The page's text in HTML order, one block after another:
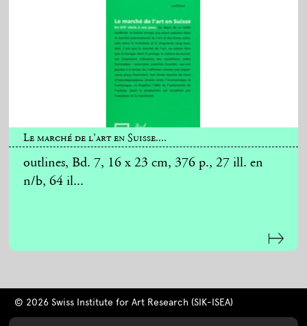
Le marché de l’art en Suisse....
outlines, Bd. 7, 16 x 23 cm, 376 p., 27 ill. en
n/b, 64 il...
© 2026 Swiss Institute for Art Research (SIK-ISEA)